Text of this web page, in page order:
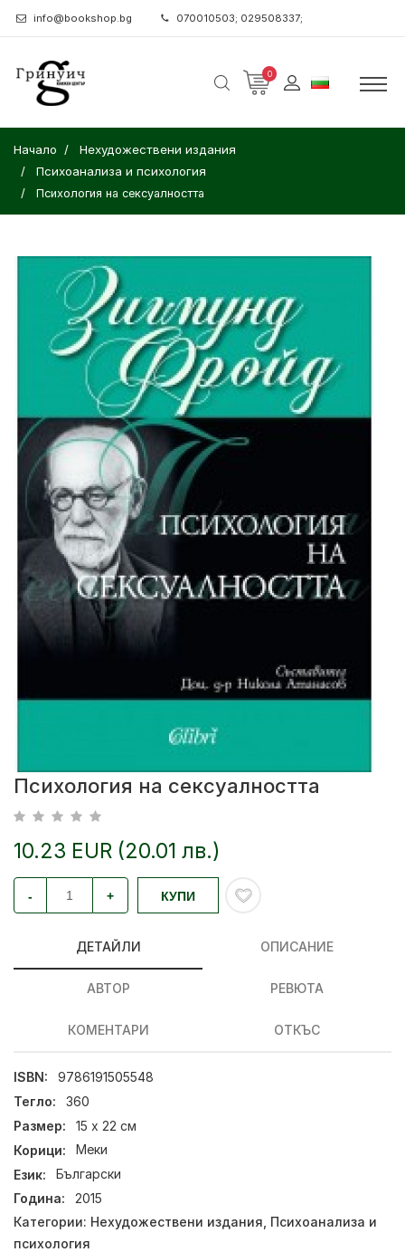
info@bookshop.bg 070010503; 029508337;
0
Начало
Нехудожествени издания
Психоанализа и психология
Психология на сексуалността
Психология на сексуалността
10.23 EUR (20.01 лв.)
- + КУПИ
ДЕТАЙЛИ ОПИСАНИЕ
АВТОР РЕВЮТА
КОМЕНТАРИ ОТКЪС
ISBN:
9786191505548
Тегло:
360
Размер:
15 x 22 см
Корици:
Меки
Език:
Български
Година:
2015
Категории: Нехудожествени издания Психоанализа и
психология